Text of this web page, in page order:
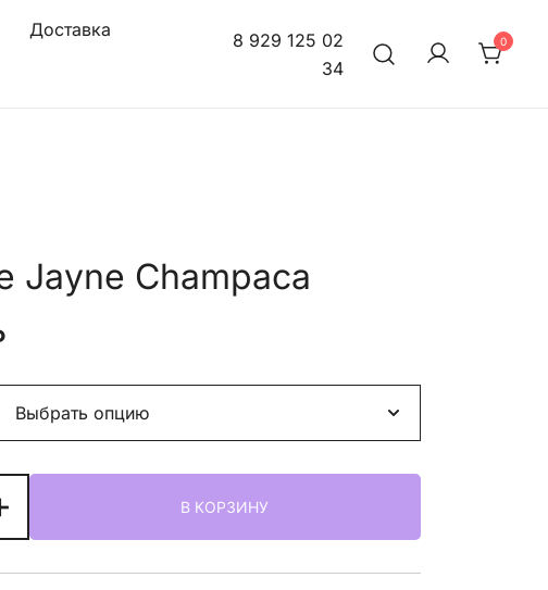
Доставка
8 929 125 02
34
0
Jayne Champaca
В КОРЗИНУ